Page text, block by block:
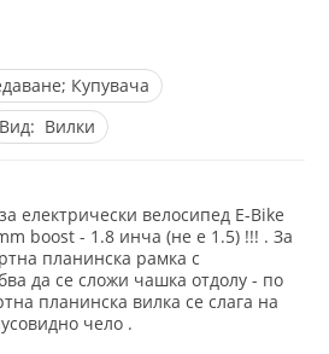
Купувача
Вид: Вилки
за електрически велосипед E-Bike
boost - 1.8 инча (не е 1.5) !!! . За
планинска рамка с
да се сложи чашка отдолу - по
планинска вилка се слага на
чело .